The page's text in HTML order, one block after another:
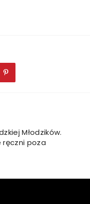
Młodzików.
ręczni poza